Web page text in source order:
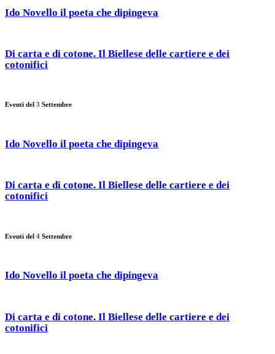
Ido Novello il poeta che dipingeva
Di carta e di cotone. Il Biellese delle cartiere e dei
cotonifici
Eventi del 3 Settembre
Ido Novello il poeta che dipingeva
Di carta e di cotone. Il Biellese delle cartiere e dei
cotonifici
Eventi del 4 Settembre
Ido Novello il poeta che dipingeva
Di carta e di cotone. Il Biellese delle cartiere e dei
cotonifici